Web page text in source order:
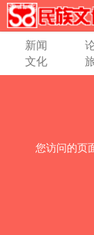
新闻
文化
您访问的页